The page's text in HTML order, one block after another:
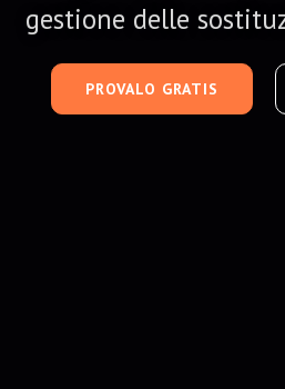
gestione delle
PROVALO GRATIS